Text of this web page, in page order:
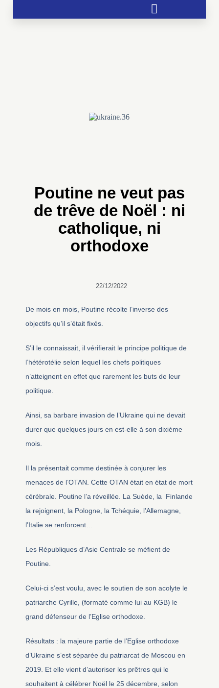
Poutine ne veut pas
de trêve de Noël : ni
catholique, ni
orthodoxe
22/12/2022
De mois en mois, Poutine récolte l’inverse des
objectifs qu’il s’était fixés.
S’il le connaissait, il vérifierait le principe politique de
l’hétérotélie selon lequel les chefs politiques
n’atteignent en effet que rarement les buts de leur
politique.
Ainsi, sa barbare invasion de l’Ukraine qui ne devait
durer que quelques jours en est-elle à son dixième
mois.
Il la présentait comme destinée à conjurer les
menaces de l’OTAN. Cette OTAN était en état de mort
cérébrale. Poutine l’a réveillée. La Suède, la Finlande
la rejoignent, la Pologne, la Tchéquie, l’Allemagne,
l’Italie se renforcent…
Les Républiques d’Asie Centrale se méfient de
Poutine.
Celui-ci s’est voulu, avec le soutien de son acolyte le
patriarche Cyrille, (formaté comme lui au KGB) le
grand défenseur de l’Eglise orthodoxe.
Résultats : la majeure partie de l’Eglise orthodoxe
d’Ukraine s’est séparée du patriarcat de Moscou en
2019. Et elle vient d’autoriser les prêtres qui le
souhaitent à célébrer Noël le 25 décembre, selon